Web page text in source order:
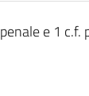
e 1 c.f.